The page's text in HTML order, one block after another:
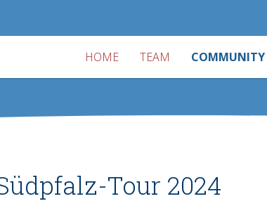
HOME TEAM COMMUNITY
Tour 2024